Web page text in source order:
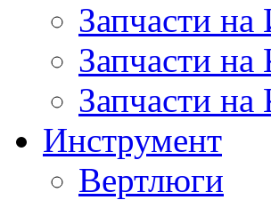
Запчасти
Запчасти
Запчасти
Инструмент
Вертлюги